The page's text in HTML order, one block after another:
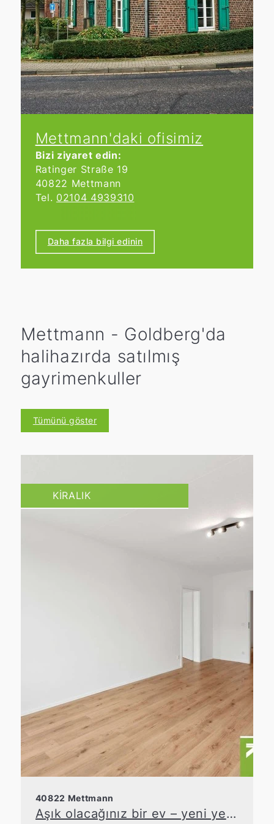
masrafları önlemenize yardımcı olur.
Desteğimizle, Mettmann'daki evinizi
başarılı ve yasal olarak güvenli bir
şekilde satabilirsiniz.
Mettmann'daki ofisimiz
Bizi ziyaret edin:
Ratinger Straße 19
40822 Mettmann
Tel. 02104 4939310
Bireysel randevu ile.
Daha fazla bilgi edinin
Mettmann - Goldberg'da
halihazırda satılmış
gayrimenkuller
Tümünü göster
KIRALIK
40822 Mettmann
Aşık olacağınız bir ev – yeni yenilenmiş ve hemen taşınmaya hazır